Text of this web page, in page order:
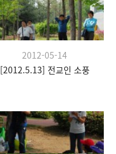
2012-05-14
[2012.5.13] 전교인 소풍